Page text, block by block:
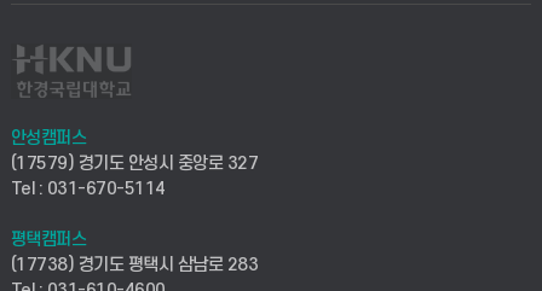
사회안전시스템공학부
컴퓨터응용수학부
ICT로봇기계공학부
사이버캠퍼스(전문학사 및 전공심화)
시설바로처리서비스
연구실안전관리시스템
산학연구관리시스템
산학협력단
취업지원센터
창업지원센터
현장실습지원센터
안성캠퍼스
(17579) 경기도 안성시 중앙로 327
Tel : 031-670-5114
평택캠퍼스
(17738) 경기도 평택시 삼남로 283